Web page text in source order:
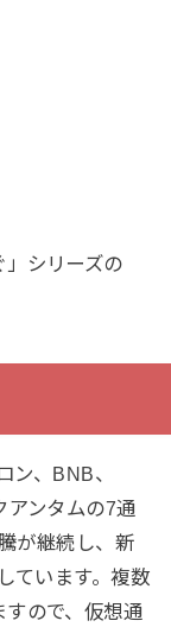
」シリーズの
ン、BNB、
アンタムの7通
が継続し、新
ています。複数
ので、仮想通